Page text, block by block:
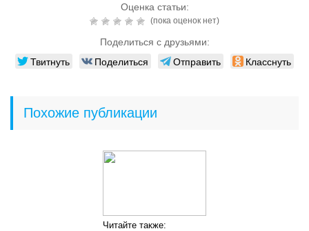
Оценка статьи:
(пока оценок нет)
Поделиться с друзьями:
Твитнуть Поделиться Отправить Класснуть
Похожие публикации
Читайте также: